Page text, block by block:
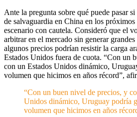
Ante la pregunta sobre qué puede pasar
de salvaguardia en China en los próximos
escenario con cautela. Consideró que el
arbitrar en el mercado sin generar
algunos precios podrían resistir la carga
Estados Unidos fuera de cuota. “Con un
con un Estados Unidos dinámico,
volumen que hicimos en años récord”,
“Con un buen nivel de precios, y
Unidos dinámico, Uruguay podría
volumen que hicimos en años